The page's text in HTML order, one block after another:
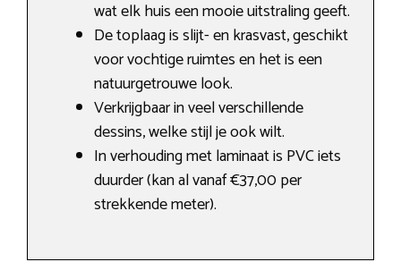
wat elk huis een mooie uitstraling geeft.
De toplaag is slijt- en krasvast, geschikt
voor vochtige ruimtes en het is een
natuurgetrouwe look.
Verkrijgbaar in veel verschillende
dessins, welke stijl je ook wilt.
In verhouding met laminaat is PVC iets
duurder (kan al vanaf €37,00 per
strekkende meter).